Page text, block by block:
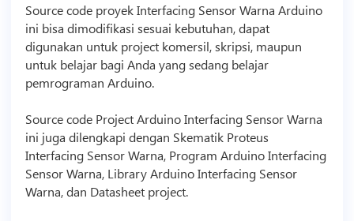
Source codeproyek Interfacing Sensor Warna Arduino
ini bisa dimodifikasi sesuai kebutuhan, dapat
digunakan untuk project komersil, skripsi, maupun
untuk belajar bagi Anda yang sedang belajar
pemrograman Arduino.
Source codeProject Arduino Interfacing Sensor Warna
ini juga dilengkapi dengan Skematik Proteus
Interfacing Sensor Warna, Program Arduino Interfacing
Sensor Warna, Library Arduino Interfacing Sensor
Warna, dan Datasheet project.